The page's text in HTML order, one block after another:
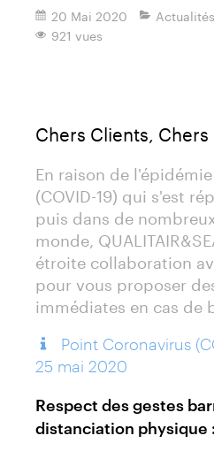
20 Mai 2020 Actualités
921 vues
Chers Clients, Chers
En raison de
(COVID-19) qui s'est
puis dans de
monde,
étroite collaboration
pour vous proposer
immédiates en cas de
Point Coronavirus
25 mai 2020
Respect des gestes
distanciation physique :